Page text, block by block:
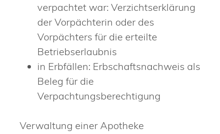
verpachtet war: Verzichtserklärung
der Vorpächterin oder des
Vorpächters für die erteilte
Betriebserlaubnis
in Erbfällen: Erbschaftsnachweis als
Beleg für die
Verpachtungsberechtigung
Verwaltung einer Apotheke